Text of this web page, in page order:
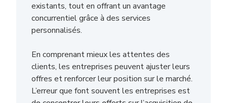
existants, tout en offrant un avantage
concurrentiel grâce à des services
personnalisés.
En comprenant mieux les attentes des
clients, les entreprises peuvent ajuster leurs
offres et renforcer leur position sur le marché.
L’erreur que font souvent les entreprises est